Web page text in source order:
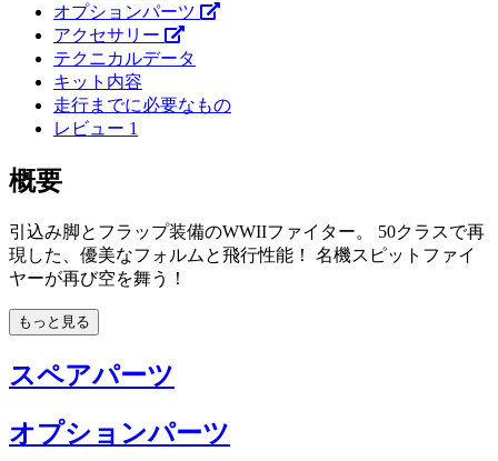
オプションパーツ
アクセサリー
テクニカルデータ
キット内容
走行までに必要なもの
レビュー 1
概要
引込み脚とフラップ装備のWWIIファイター。 50クラスで再
現した、優美なフォルムと飛行性能！ 名機スピットファイ
ヤーが再び空を舞う！
もっと見る
スペアパーツ
オプションパーツ